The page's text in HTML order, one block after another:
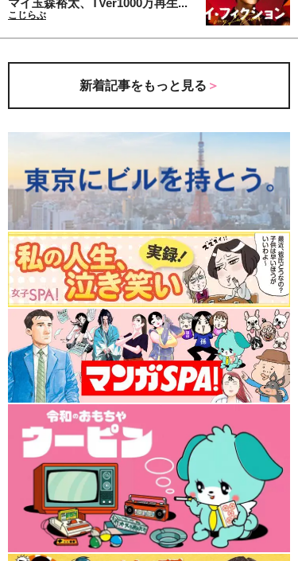
マイ玉森裕太、TVer1000万再生...
こじらぶ
新着記事をもっと見る